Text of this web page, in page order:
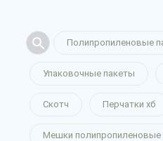
Полипропиленовые
Упаковочные пакеты
Скотч Перчатки хб
Мешки полипропиленовые